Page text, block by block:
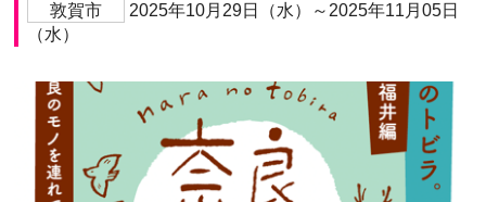
敦賀市
2025年10月29日（水）～2025年11月05日
（水）